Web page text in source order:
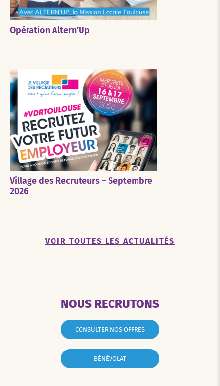
Opération Altern’Up
Village des Recruteurs – Septembre
2026
VOIR TOUTES LES ACTUALITÉS
NOUS RECRUTONS
CONSULTER NOS OFFRES
BÉNÉVOLAT